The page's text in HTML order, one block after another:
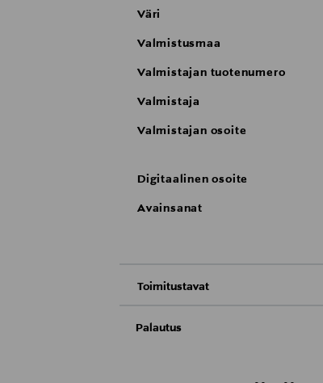
Väri
Valmistusmaa
Valmistajan tuotenumero
Valmistaja
Valmistajan osoite
Digitaalinen osoite
Avainsanat
Toimitustavat
Palautus